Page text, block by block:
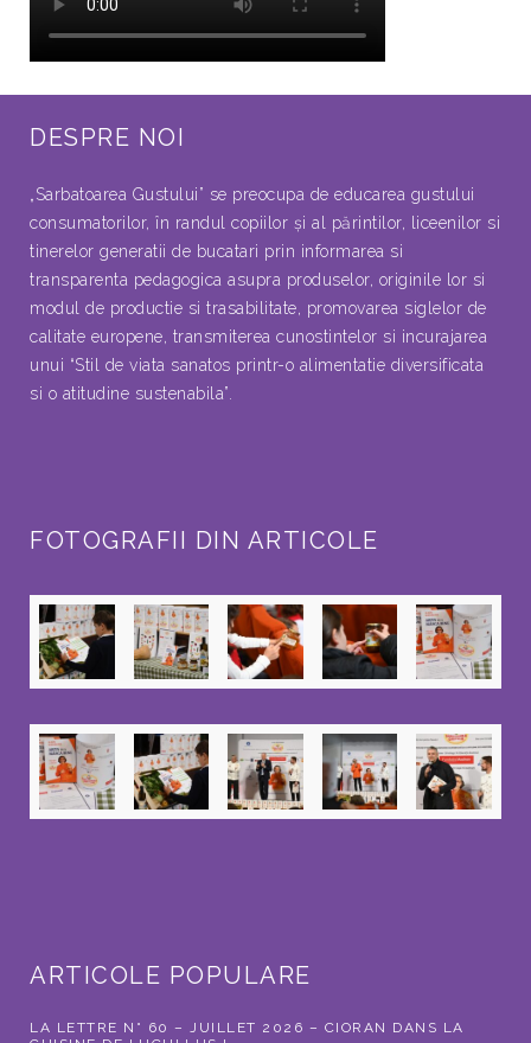
DESPRE NOI
„Sarbatoarea Gustului” se preocupa de educarea gustului
consumatorilor, în randul copiilor şi al părintilor, liceenilor si
tinerelor generatii de bucatari prin informarea si
transparenta pedagogica asupra produselor, originile lor si
modul de productie si trasabilitate, promovarea siglelor de
calitate europene, transmiterea cunostintelor si incurajarea
unui “Stil de viata sanatos printr-o alimentatie diversificata
si o atitudine sustenabila”.
FOTOGRAFII DIN ARTICOLE
ARTICOLE POPULARE
LA LETTRE N° 60 – JUILLET 2026 – CIORAN DANS LA